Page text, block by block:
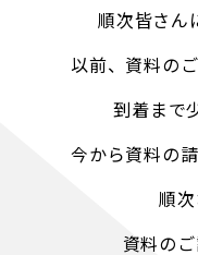
順次皆さん
以前、資料の
到着まで
今から資料の
順
資料の